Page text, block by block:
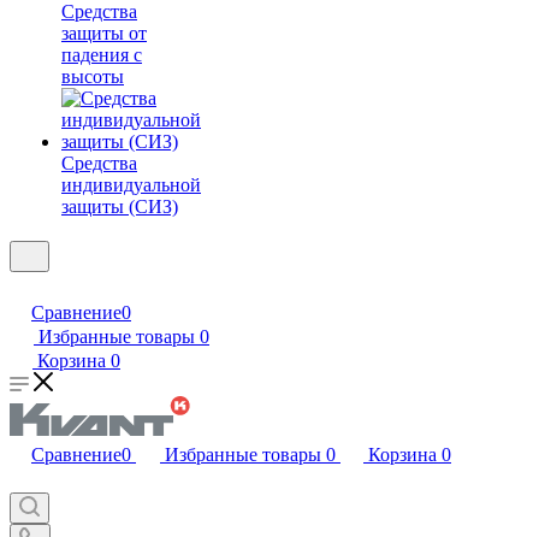
Средства
защиты от
падения с
высоты
Средства
индивидуальной
защиты (СИЗ)
Сравнение0
Избранные товары 0
Корзина 0
Сравнение0 Избранные товары 0 Корзина 0